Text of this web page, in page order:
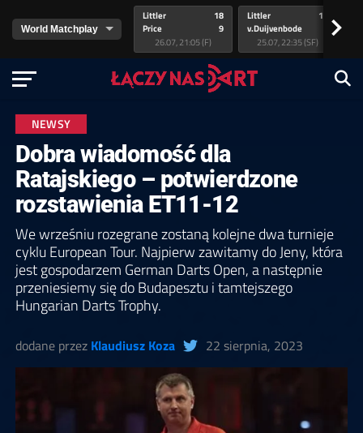
Littler
Price
18
9
26.07, 21:05 (F)
Littler
v.Duijvenbode
17
25.07, 22:35 (SF)
>
NEWSY
Dobra wiadomość dla
Ratajskiego – potwierdzone
rozstawienia ET11-12
We wrześniu rozegrane zostaną kolejne dwa turnieje
cyklu European Tour. Najpierw zawitamy do Jeny, która
jest gospodarzem German Darts Open, a następnie
przeniesiemy się do Budapesztu i tamtejszego
Hungarian Darts Trophy.
dodane przez Klaudiusz Koza 22 sierpnia, 2023